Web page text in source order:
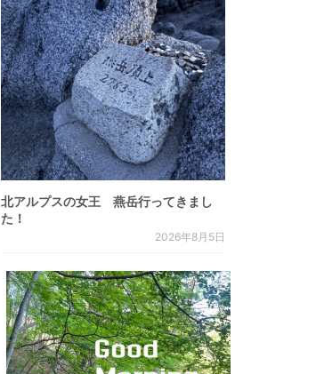
北アルプスの女王 燕岳行ってきまし
た！
2026年8月5日